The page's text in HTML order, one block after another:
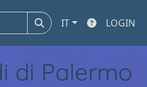
IT LOGIN
di Palermo